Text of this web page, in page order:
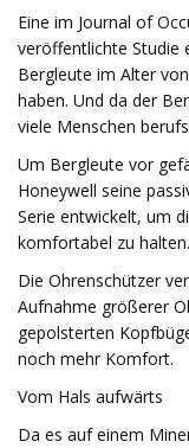
Eine im Journal of
veröffentlichte Studie
Bergleute im Alter
haben. Und da der
viele Menschen
Um Bergleute vor
Honeywell seine
Serie entwickelt, um
komfortabel zu halten.
Die Ohrenschützer
Aufnahme größerer
gepolsterten
noch mehr Komfort.
Vom Hals aufwärts
Da es auf einem